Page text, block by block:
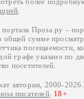
более
.
Проза.ру –
общей сумме
посещаемости,
графе указано по
посетителей.
авторам, 2000-
писателей. 18+